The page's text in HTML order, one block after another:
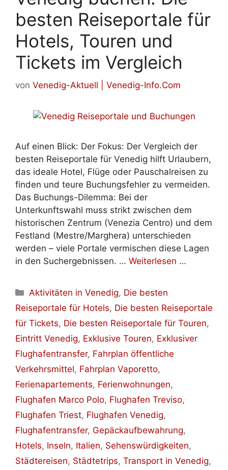
besten Reiseportale für
Hotels, Touren und
Tickets im Vergleich
von Venedig-Aktuell | Venedig-Info.Com
Auf einen Blick: Der Fokus: Der Vergleich der
besten Reiseportale für Venedig hilft Urlaubern,
das ideale Hotel, Flüge oder Pauschalreisen zu
finden und teure Buchungsfehler zu vermeiden.
Das Buchungs-Dilemma: Bei der
Unterkunftswahl muss strikt zwischen dem
historischen Zentrum (Venezia Centro) und dem
Festland (Mestre/Marghera) unterschieden
werden – viele Portale vermischen diese Lagen
in den Suchergebnissen. … Weiterlesen …
Kategorien
Aktivitäten in Venedig, Die besten
Reiseportale für Hotels, Die besten Reiseportale
für Tickets, Die besten Reiseportale für Touren,
Eintritt Venedig, Exklusive Touren, Exklusiver
Flughafentransfer, Fahrplan öffentliche
Verkehrsmittel, Fahrplan Vaporetto,
Ferienapartements, Ferienwohnungen,
Flughafen Marco Polo, Flughafen Treviso,
Flughafen Triest, Flughafen Venedig,
Flughafentransfer, Gepäckaufbewahrung,
Hotels, Inseln, Italien, Sehenswürdigkeiten,
Städtereisen, Städtetrips, Transport in Venedig,